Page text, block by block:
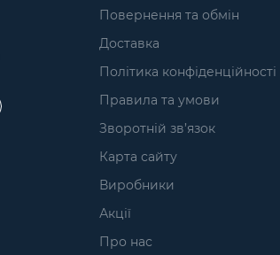
Повернення та обмін
Доставка
Політика конфіденційності
Правила та умови
Зворотній зв’язок
Карта сайту
Виробники
Акції
Про нас